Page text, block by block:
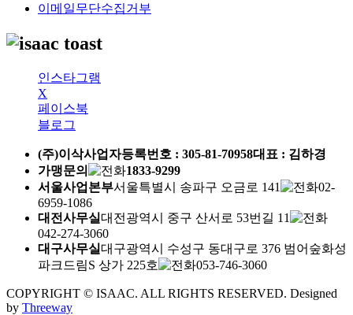
이메일무단수집거부
인스타그램
X
페이스북
블로그
(주)이삭사업자등록번호 : 305-81-70958대표 : 김하경
가맹문의
1833-9299
서울사업본부서울특별시 송파구 오금로 141
02-
6959-1086
대전사무실대전광역시 중구 산서로 53번길 11
042-274-3060
대구사무실대구광역시 수성구 동대구로 376 범어숲화성
파크드림S 상가 225호
053-746-3060
COPYRIGHT © ISAAC. ALL RIGHTS RESERVED. Designed
by Threeway